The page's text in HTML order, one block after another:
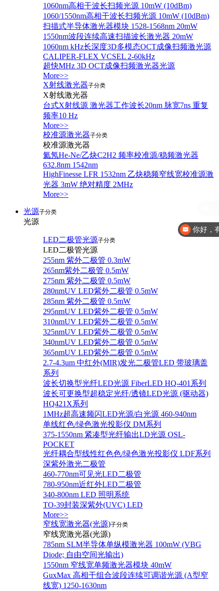
1060nm高相干波长扫频光源 10mW (10dBm)
1060/1550nm高相干波长扫频光源 10mW (10dBm)
扫描式半导体激光器模块 1528-1568nm 20mW
1550nm波段连续高速扫描波长激光器 20mW
1060nm kHz长深度3D多模态OCT成像扫频激光源
CALIPER-FLEX VCSEL 2-60kHz
超快MHz 3D OCT成像扫频激光器光源
More>>
X射线激光器子分类
X射线激光器
台式X射线源 激光器工作波长20nm 脉宽7ns 重复
频率10 Hz
More>>
校准源激光器子分类
校准源激光器
氦氖He-Ne/乙炔C2H2 频率校准源/稳频激光器
632.8nm 1542nm
HighFinesse LFR 1532nm 乙炔稳频窄线宽校准源激
光器 3mW 绝对精度 2MHz
More>>
光源子分类
光源
LED二极管光源子分类
LED二极管光源
255nm 紫外二极管 0.3mW
265nm紫外二极管 0.5mW
275nm 紫外二极管 0.5mW
280nmUV LED紫外二极管 0.5mW
285nm 紫外二极管 0.5mW
295nmUV LED紫外二极管 0.5mW
310nmUV LED紫外二极管 0.5mW
325nmUV LED紫外二极管 0.5mW
340nmUV LED紫外二极管 0.5mW
365nmUV LED紫外二极管 0.5mW
2.7-4.3um 中红外(MIR)发光二极管LED 带玻璃盖
系列
波长切换型光纤LED光源 FiberLED HQ-401系列
波长可更换型超稳定光纤/透镜LED光源 (驱动器)
HQ421X系列
1MHz超高速频闪LED光源/白光源 460-940nm
单线红色/绿色激光投影仪 DM系列
375-1550nm 紧凑型光纤输出LD光源 OSL-
POCKET
光纤耦合型线性红色色/绿色激光投影仪 LDF系列
深紫外激光二极管
460-770nm可见光LED二极管
780-950nm近红外LED二极管
340-800nm LED 照明系统
TO-39封装深紫外(UVC) LED
More>>
窄线宽激光器(光源)子分类
窄线宽激光器(光源)
785nm SLM半导体单纵模激光器 100mW (VBG
Diode; 自由空间光输出)
1550nm 窄线宽单频激光器模块 40mW
GuxMax 高相干组合波段连续可调谐光源 (A型窄
线宽) 1250-1630nm
你好，